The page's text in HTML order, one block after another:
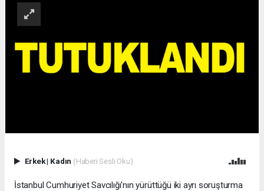
Erkek| Kadın (Haberi Sesli Oku)
İstanbul Cumhuriyet Savcılığı'nın yürüttüğü iki ayrı soruşturma